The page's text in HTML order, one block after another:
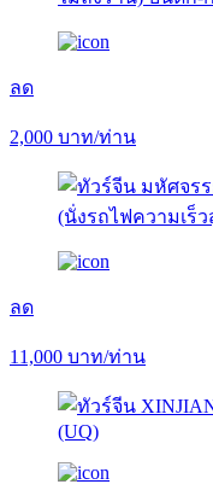
ลด
2,000 บาท/ท่าน
ลด
11,000 บาท/ท่าน